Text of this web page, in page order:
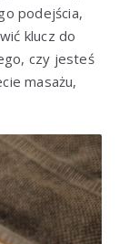
podejścia,
klucz do
czy jesteś
masażu,